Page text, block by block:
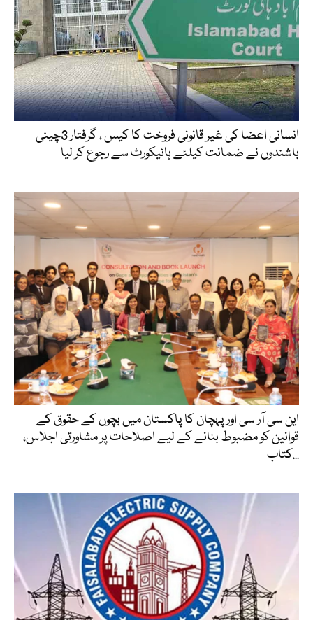
انسانی اعضا کی غیر قانونی فروخت کا کیس ، گرفتار 3چینی
باشندوں نے ضمانت کیلئے ہائیکورٹ سے رجوع کر لیا
این سی آر سی اور پہچان کا پاکستان میں بچوں کے حقوق کے
قوانین کو مضبوط بنانے کے لیے اصلاحات پر مشاورتی اجلاس،
کتاب...